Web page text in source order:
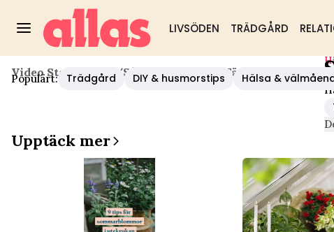
LIVSÖDEN TRÄDGÅRD
Populärt: Trädgård DIY & husmorstips Hälsa &
Video Start / Hälsa /Så Tar Du Bort En Fästing
Upptäck mer